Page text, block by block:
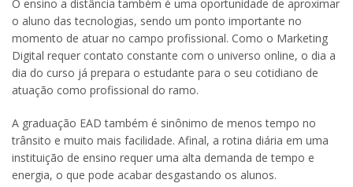
O ensino a distância também é uma oportunidade de aproximar
o aluno das tecnologias, sendo um ponto importante no
momento de atuar no campo profissional. Como o Marketing
Digital requer contato constante com o universo online, o dia a
dia do curso já prepara o estudante para o seu cotidiano de
atuação como profissional do ramo.
A graduação EAD também é sinônimo de menos tempo no
trânsito e muito mais facilidade. Afinal, a rotina diária em uma
instituição de ensino requer uma alta demanda de tempo e
energia, o que pode acabar desgastando os alunos.